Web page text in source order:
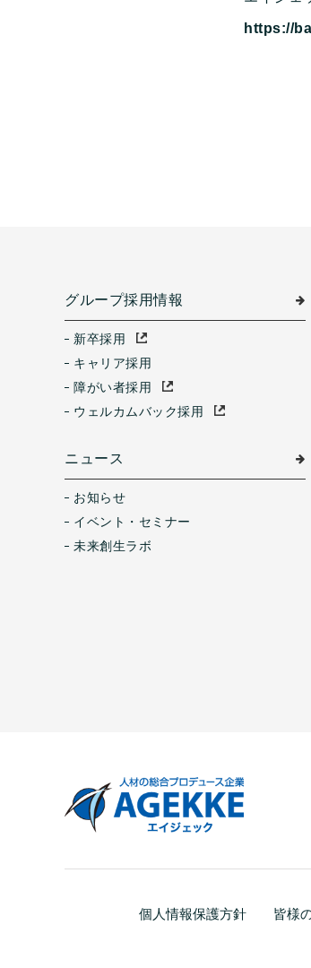
https://
グループ採用情報
新卒採用
キャリア採用
障がい者採用
ウェルカムバック採用
ニュース
お知らせ
イベント・セミナー
未来創生ラボ
個人情報保護方針 皆様